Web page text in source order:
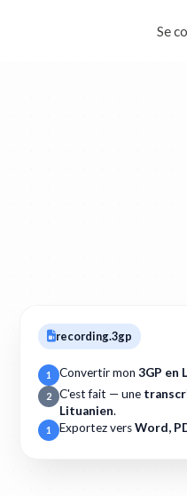
Se
recording.3gp
1 Convertir mon 3GP en
2 C'est fait — une
Lituanien.
1 Exportez versWord,